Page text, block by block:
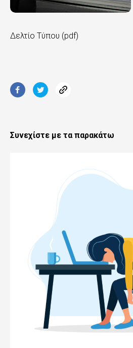
Δελτίο Τύπου (pdf)
Συνεχίστε με τα παρακάτω